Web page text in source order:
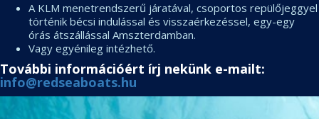
A KLM menetrendszerű járatával, csoportos repülőjeggyel
történik bécsi indulással és visszaérkezéssel, egy-egy
órás átszállással Amszterdamban.
Vagy egyénileg intézhető.
További információért írj nekünk e-mailt:
info@redseaboats.hu